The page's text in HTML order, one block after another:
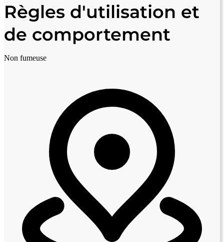
Règles d'utilisation et
de comportement
Non fumeuse